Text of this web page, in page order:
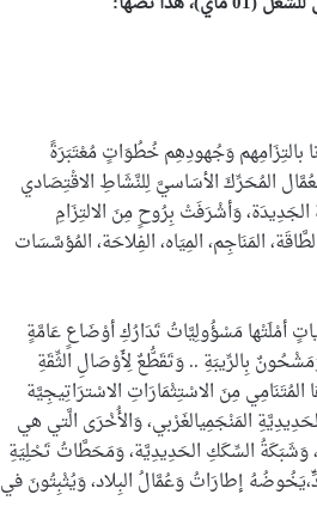
(01 ماي)، وَقَدْ أحْرَزَتْ بِلادُنا بالتِزَامِهم وَجُهودِهِم خُطُوَاتٍ مُعْتَبَرَةً
المُحَرِّكَ الأسَاسيَّ لِلنَّشَاطِ الاقْتِصَادي
وَأشْرَفَتْ بِرُوحٍ مِنَ الالتِزَامِ
المَنَاجِم، المِيَاه، الفِلاحَة، المُؤسَّسَات
أمْلَتْها مَسْؤُولِيَّاتُ تَدَارُكِ أوْضَاعٍ عَامَّةٍ
بِالرِّيبَةِ .. وَتَقَطُّعٌ لِأَوْصَالِ الثِّقَةِ
مِنَ الاسْتِثْمَارَاتِ الاسْترَاتِيجِيَّة
المَنْجَمِيالغَرْبي، وَالأُخْرَى الَّتي هي
وَشَبَكَةُ السِّكَكِ الحَدِيدِيَّة، وَمَحَطَّاتُ تَحْلِيَةِ
إطارَاتُ وَعُمَّالُ البِلاد، وَيُثْبِتُونَ في